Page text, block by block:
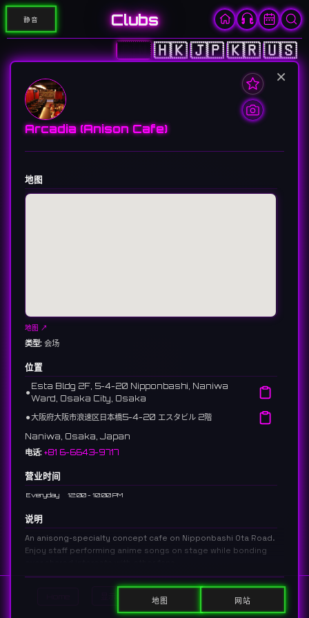
静音 Clubs
🇨🇳🇭🇰🇯🇵🇰🇷🇺🇸
显示活动 Search
×
Arcadia (Anison Cafe)
地图
地图 ↗
类型: 会场
位置
⚫︎
Esta Bldg 2F, 5-4-20 Nipponbashi, Naniwa
Ward, Osaka City, Osaka
⚫︎大阪府大阪市浪速区日本橋5-4-20 エスタビル 2階
Naniwa, Osaka, Japan
电话: +81 6-6643-9717
营业时间
Everyday 12:00 - 10:00 PM
说明
An anisong-specialty concept cafe on Nipponbashi Ota Road.
Enjoy staff performing anime songs on stage while bonding
日本橋オタロードにあるアニソンに特化したコンセプトカフェ。店内のス
テージでキャストが歌うアニソンを聴きながら、趣味の合う仲間と盛り上
地图 网站